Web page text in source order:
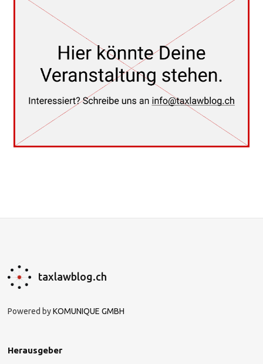
taxlawblog.ch
Powered byKOMUNIQUE GMBH
Herausgeber